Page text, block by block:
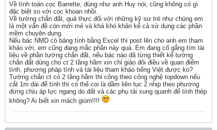
Về tính toán cọc Barrette, đúng như anh Huy nói, cũng không có gì
đặc biệt so với cọc khoan nhồi.
Về tường chắn đất, quả thực đối với những kỹ sư trẻ như chúng em
là một vấn đề còn mới mẻ và khá khó khăn kể cả sử dụng các phần
mềm chuyên dụng.
Nếu bác NMD có bảng tính bằng Excel thì post lên cho anh em tham
khảo với, em cũng đang mắc phần này quá. Em đang cố gắng tìm tài
liệu về phần tường chắn đất, nếu bác nào đã từng thiết kế tường
chắn đất dùng cho ct 2 tầng hầm xin chỉ giáo đôi điều về quan điểm
tính, phương pháp tính và tài liệu tham khảo tiếng Việt được ko?
Tường chắn ct có 2 tầng hầm thi công theo công nghệ topdown nếu
cắt 1m dài để tính thì có thể coi là dầm liên tục 2 nhịp theo phương
đứng chịu áp lực ngang do đất và các phụ tải xung quanh để tính thép
không? Ai biết xin mách giùm!!!!